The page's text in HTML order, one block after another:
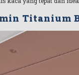
Titanium